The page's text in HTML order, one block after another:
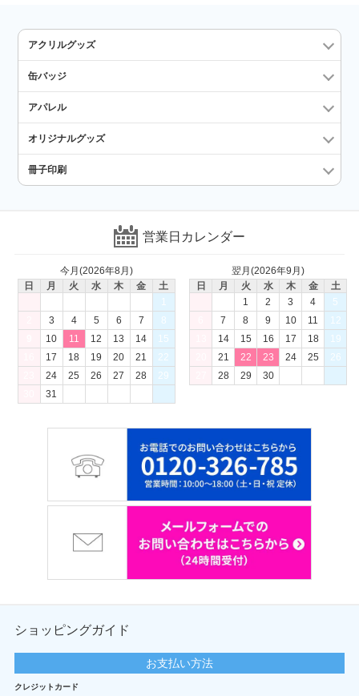
アクリルグッズ
缶バッジ
アパレル
オリジナルグッズ
冊子印刷
営業日カレンダー
今月(2026年8月)
日
月 火 水 木 金
土
1
3 4 5 6 7
8
10 11 12 13 14
15
17 18 19 20 21
22
24 25 26 27 28
29
31
翌月(2026年9月)
日
月 火 水 木 金
土
1
2 3 4
5
7 8 9 10 11
12
14 15 16 17 18
19
21 22 23 24 25
26
28 29 30
ショッピングガイド
お支払い方法
クレジットカード